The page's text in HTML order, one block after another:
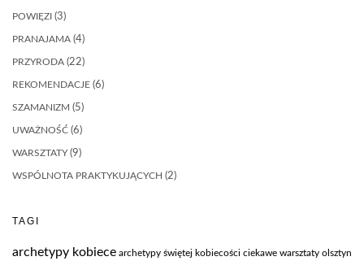
POWIĘZI (3)
PRANAJAMA (4)
PRZYRODA (22)
REKOMENDACJE (6)
SZAMANIZM (5)
UWAŻNOŚĆ (6)
WARSZTATY(9)
WSPÓLNOTA PRAKTYKUJĄCYCH (2)
TAGI
archetypy kobiece archetypy świętej kobiecości ciekawe warsztaty olsztyn